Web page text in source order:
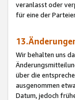
veranlasst oder
für eine der
Wir behalten uns
über die
ausgenommen
Datum, jedoch